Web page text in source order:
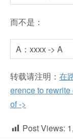
而不是：
A：xxxx -> A
转载请注明： 在
erence to
of ->
Post Views: